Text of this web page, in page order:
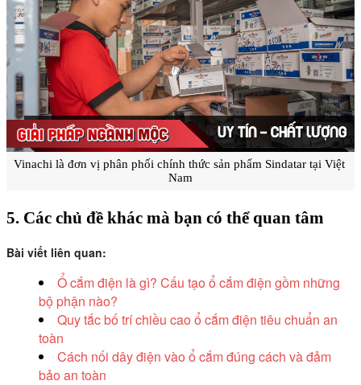
Vinachi là đơn vị phân phối chính thức sản phẩm Sindatar tại Việt
Nam
5. Các chủ đề khác mà bạn có thể quan tâm
Bài viết liên quan:
Ổ cắm điện là gì? Cấu tạo ổ cắm điện gồm những
bộ phận nào?
Quy tắc bố trí chiều cao ổ cắm điện tiêu chuẩn an
toàn
Cách nối dây điện vào ổ cắm đúng cách và đảm
bảo an toàn